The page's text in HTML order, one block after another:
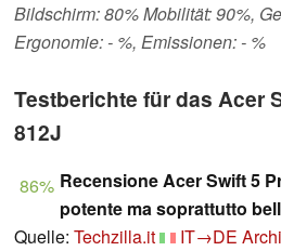
Bildschirm: 80% Mobilität: 90%,
Ergonomie: - %, Emissionen: - %
Testberichte für das Acer
812J
86% Recensione Acer Swift 5
potente ma soprattutto
Quelle: Techzilla.it IT→DE